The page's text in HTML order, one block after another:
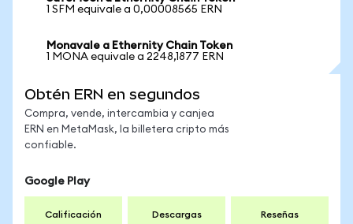
1 SFM equivale a 0,00008565 ERN
Monavale a Ethernity Chain Token
1 MONA equivale a 2248,1877 ERN
Obtén ERN en segundos
Compra, vende, intercambia y canjea
ERN en MetaMask, la billetera cripto más
confiable.
Google Play
Calificación Descargas Reseñas